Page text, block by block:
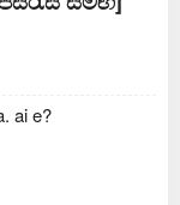
ai e?